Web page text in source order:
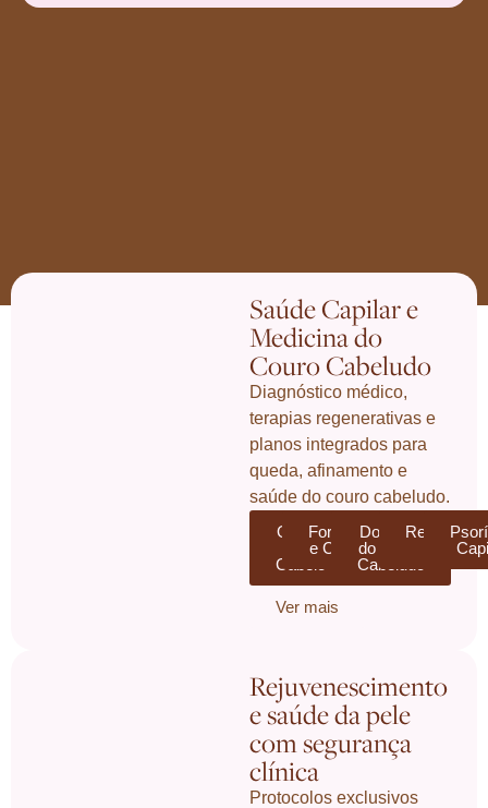
Saúde Capilar e
Medicina do
Couro Cabeludo
Diagnóstico médico,
terapias regenerativas e
planos integrados para
queda, afinamento e
saúde do couro cabeludo.
Queda
de
Cabelo
Fortalecimento
e Crescimento
Doenças
do Couro
Cabeludo
Ver mais
Rejuvenescimento
e saúde da pele
com segurança
clínica
Protocolos exclusivos